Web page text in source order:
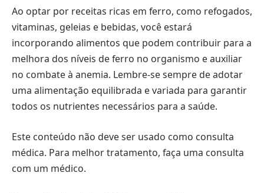
Ao optar por receitas ricas em ferro, como refogados,
vitaminas, geleias e bebidas, você estará
incorporando alimentos que podem contribuir para a
melhora dos níveis de ferro no organismo e auxiliar
no combate à anemia. Lembre-se sempre de adotar
uma alimentação equilibrada e variada para garantir
todos os nutrientes necessários para a saúde.
Este conteúdo não deve ser usado como consulta
médica. Para melhor tratamento, faça uma consulta
com um médico.